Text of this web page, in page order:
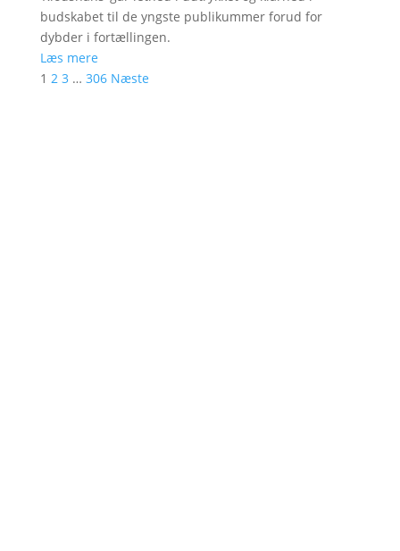
budskabet til de yngste publikummer forud for
dybder i fortællingen.
Læs mere
1 2 3 … 306 Næste